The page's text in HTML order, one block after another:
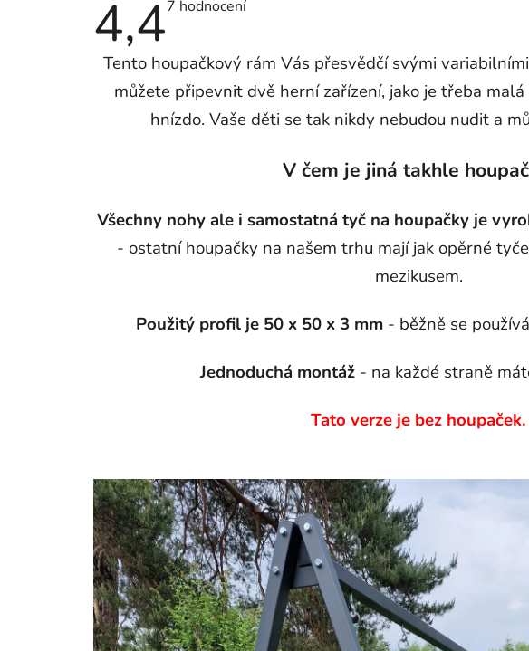
4,4Průměrné
4,4
5
hvězdiček.
7 hodnocení
Tento houpačkový rám Vás přesvědčí svými
můžete připevnit dvě herní zařízení, jako je třeba
hnízdo. Vaše děti se tak nikdy nebudou nudit a
V čem je jiná takhle
Všechny nohy ale i samostatná tyč na houpačky je
- ostatní houpačky na našem trhu mají jak opěrné
mezikusem.
Použitý profil je 50 x 50 x 3 mm- běžně se
Jednoduchá montáž - na každé straně
Tato verze je bez houpaček.